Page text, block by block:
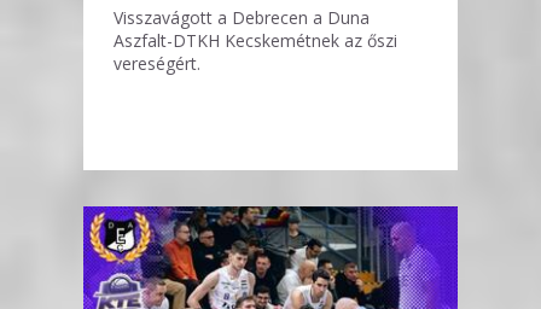
Visszavágott a Debrecen a Duna
Aszfalt-DTKH Kecskemétnek az őszi
vereségért.